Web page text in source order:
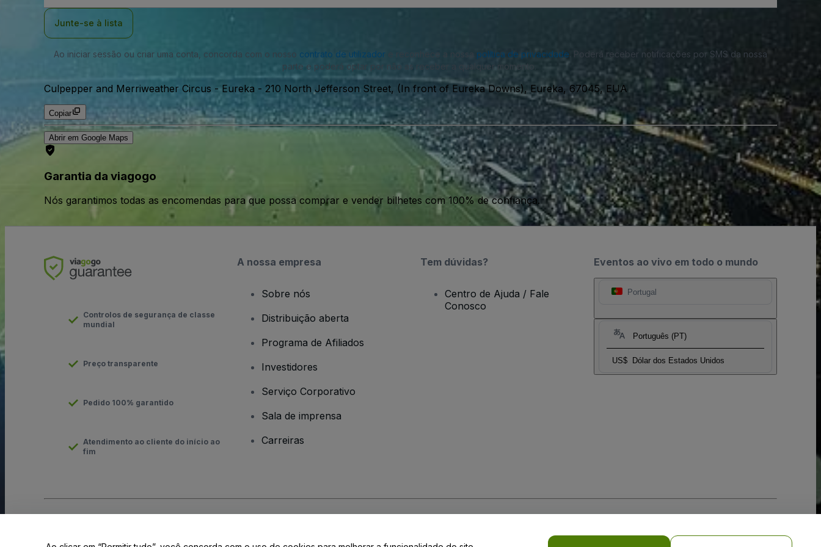
Junte-se à lista
Ao iniciar sessão ou criar uma conta, concorda com o nosso contrato de utilizador política de privacidade . Poderá receber notificações por SMS da nossa
parte e poderá optar por não as receber a qualquer momento.
Culpepper and Merriweather Circus - Eureka - 210 North Jefferson Street, (In front of Eureka Downs), Eureka, 67045, EUA
Copiar
Abrir em Google Maps
Garantia da viagogo
Nós garantimos todas as encomendas para que possa comprar e vender bilhetes com 100% de confiança.
Eventos ao vivo em todo o mundo
Portugal
Português (PT)
US$ Dólar dos Estados Unidos
Controlos de segurança de classe
mundial
Preço transparente
Pedido 100% garantido
Atendimento ao cliente do início ao
fim
A nossa empresa
Sobre nós
Distribuição aberta
Programa de Afiliados
Investidores
Serviço Corporativo
Sala de imprensa
Carreiras
Tem dúvidas?
Centro de Ajuda / Fale
Conosco